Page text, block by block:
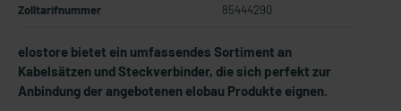
Zolltarifnummer 85444290
elostore bietet ein umfassendes Sortiment an
Kabelsätzen und Steckverbinder, die sich perfekt zur
Anbindung der angebotenen elobau Produkte eignen.